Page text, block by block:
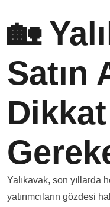
🏡
Satın
Yalıkavak, son yıllarda
yatırımcıların gözdesi